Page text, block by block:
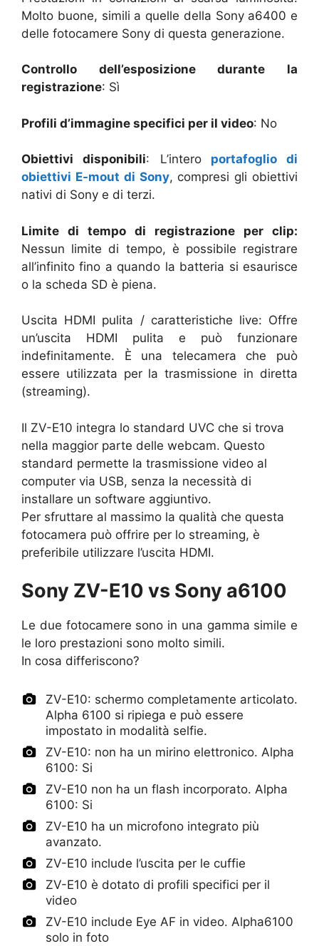
Molto buone, simili a quelle della Sony a6400 e
delle fotocamere Sony di questa generazione.
Controllo dell’esposizione durante la
registrazione: Sì
Profili d’immagine specifici per il video: No
Obiettivi disponibili: L’interoportafoglio di
obiettivi E-mout di Sony, compresi gli obiettivi
nativi di Sony e di terzi.
Limite di tempo di registrazione per clip:
Nessun limite di tempo, è possibile registrare
all’infinito fino a quando la batteria si esaurisce
o la scheda SD è piena.
Uscita HDMI pulita / caratteristiche live: Offre
un’uscita HDMI pulita e può funzionare
indefinitamente. È una telecamera che può
essere utilizzata per la trasmissione in diretta
(streaming).
Il ZV-E10 integra lo standard UVC che si trova
nella maggior parte delle webcam. Questo
standard permette la trasmissione video al
computer via USB, senza la necessità di
installare un software aggiuntivo.
Per sfruttare al massimo la qualità che questa
fotocamera può offrire per lo streaming, è
preferibile utilizzare l’uscita HDMI.
Sony ZV-E10 vs Sony a6100
Le due fotocamere sono in una gamma simile e
le loro prestazioni sono molto simili.
In cosa differiscono?
ZV-E10: schermo completamente articolato.
Alpha 6100 si ripiega e può essere
impostato in modalità selfie.
ZV-E10: non ha un mirino elettronico. Alpha
6100: Si
ZV-E10 non ha un flash incorporato. Alpha
6100: Si
ZV-E10 ha un microfono integrato più
avanzato.
ZV-E10 include l’uscita per le cuffie
ZV-E10 è dotato di profili specifici per il
video
ZV-E10 include Eye AF in video. Alpha6100
solo in foto